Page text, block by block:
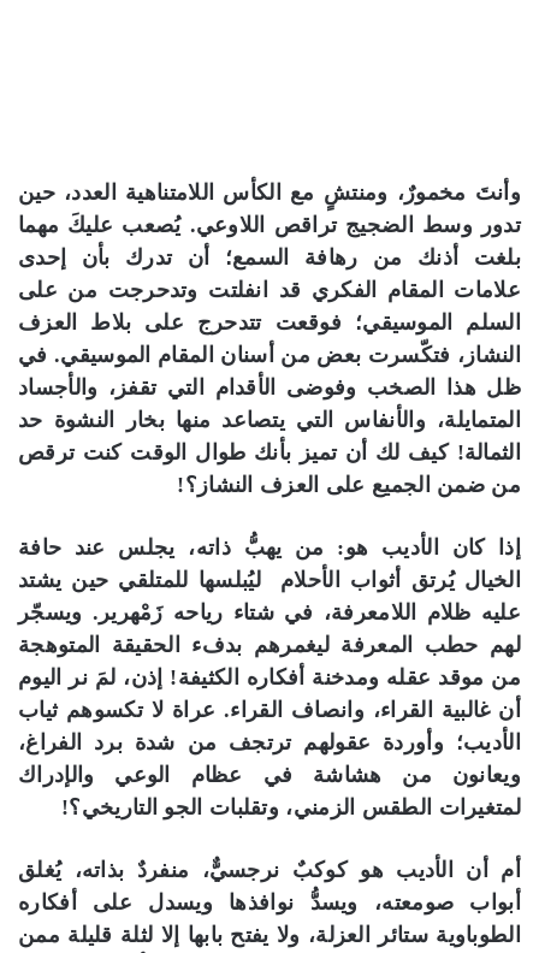
وأنتَ مخمورٌ، ومنتشٍ مع الكأس اللامتناهية العدد، حين
تدور وسط الضجيج تراقص اللاوعي. يُصعب عليكَ مهما
بلغت أذنك من رهافة السمع؛ أن تدرك بأن إحدى
علامات المقام الفكري قد انفلتت وتدحرجت من على
السلم الموسيقي؛ فوقعت تتدحرج على بلاط العزف
النشاز، فتكّسرت بعض من أسنان المقام الموسيقي. في
ظل هذا الصخب وفوضى الأقدام التي تقفز، والأجساد
المتمايلة، والأنفاس التي يتصاعد منها بخار النشوة حد
الثمالة! كيف لك أن تميز بأنك طوال الوقت كنت ترقص
من ضمن الجميع على العزف النشاز؟!
إذا كان الأديب هو: من يهبُّ ذاته، يجلس عند حافة
الخيال يُرتق أثواب الأحلام ليُبلسها للمتلقي حين يشتد
عليه ظلام اللامعرفة، في شتاء رياحه زَمْهرير. ويسجّر
لهم حطب المعرفة ليغمرهم بدفء الحقيقة المتوهجة
من موقد عقله ومدخنة أفكاره الكثيفة! إذن، لمَ نر اليوم
أن غالبية القراء، وانصاف القراء. عراة لا تكسوهم ثياب
الأديب؛ وأوردة عقولهم ترتجف من شدة برد الفراغ،
ويعانون من هشاشة في عظام الوعي والإدراك
لمتغيرات الطقس الزمني، وتقلبات الجو التاريخي؟!
أم أن الأديب هو كوكبٌ نرجسيٌّ، منفردٌ بذاته، يُغلق
أبواب صومعته، ويسدُّ نوافذها ويسدل على أفكاره
الطوباوية ستائر العزلة، ولا يفتح بابها إلا لثلة قليلة ممن